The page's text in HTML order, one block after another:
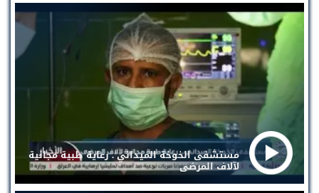
مستشفى الخوخة الميداني . رعاية طبية مجانية
لآلاف المرضى